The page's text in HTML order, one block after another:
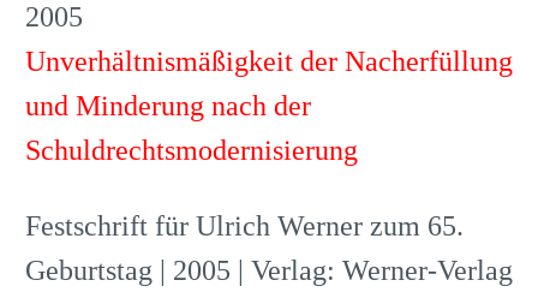
2005
Unverhältnismäßigkeit der Nacherfüllung
und Minderung nach der
Schuldrechtsmodernisierung
Festschrift für Ulrich Werner zum 65.
Geburtstag | 2005 | Verlag: Werner-Verlag